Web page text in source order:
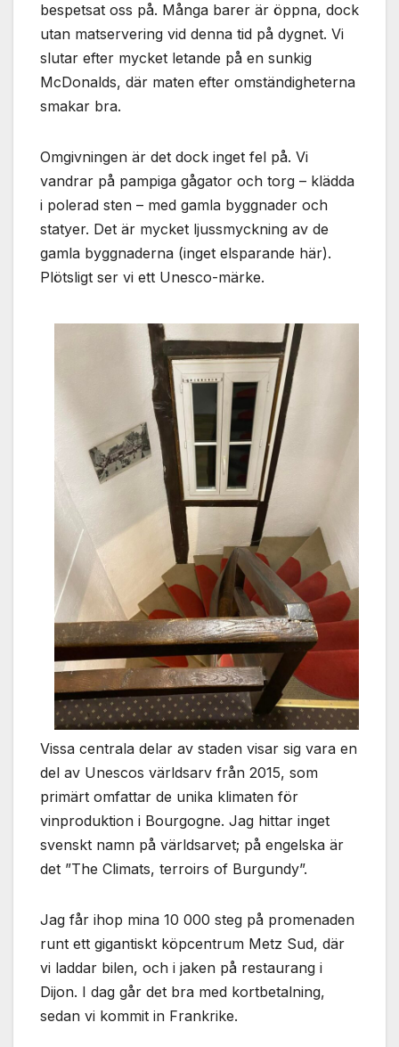
bespetsat oss på. Många barer är öppna, dock
utan matservering vid denna tid på dygnet. Vi
slutar efter mycket letande på en sunkig
McDonalds, där maten efter omständigheterna
smakar bra.
Omgivningen är det dock inget fel på. Vi
vandrar på pampiga gågator och torg – klädda
i polerad sten – med gamla byggnader och
statyer. Det är mycket ljussmyckning av de
gamla byggnaderna (inget elsparande här).
Plötsligt ser vi ett Unesco-märke.
Vissa centrala delar av staden visar sig vara en
del av Unescos världsarv från 2015, som
primärt omfattar de unika klimaten för
vinproduktion i Bourgogne. Jag hittar inget
svenskt namn på världsarvet; på engelska är
det ”The Climats, terroirs of Burgundy”.
Jag får ihop mina 10 000 steg på promenaden
runt ett gigantiskt köpcentrum Metz Sud, där
vi laddar bilen, och i jaken på restaurang i
Dijon. I dag går det bra med kortbetalning,
sedan vi kommit in Frankrike.